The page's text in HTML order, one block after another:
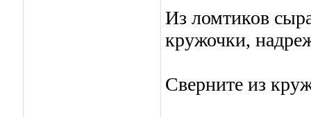
Из ломтиков
кружочки,
Сверните из